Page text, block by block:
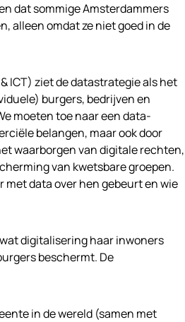
dat sommige Amsterdammers
alleen omdat ze niet goed in de
ICT) ziet de datastrategie als het
burgers, bedrijven en
moeten toe naar een data-
belangen, maar ook door
waarborgen van digitale rechten,
van kwetsbare groepen.
data over hen gebeurt en wie
digitalisering haar inwoners
beschermt. De
in de wereld (samen met